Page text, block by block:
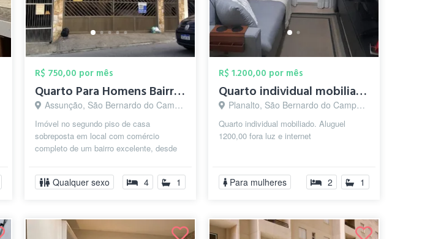
R$ 750,00 por mês
Quarto Para Homens Bairro Assunção
Assunção, São Bernardo do Campo - SP
Imóvel no segundo piso de casa
sobreposta em local com comércio
completo de um bairro excelente, desde
supermercados, horti...
Qualquer sexo 4 1
R$ 1.200,00 por mês
Quarto individual mobiliado
Planalto, São Bernardo do Campo - SP
Quarto individual mobiliado. Aluguel
1200,00 fora luz e internet
Para mulheres 2 1